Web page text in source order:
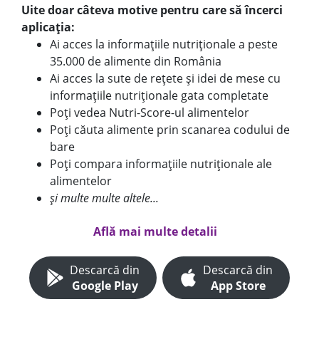
Uite doar câteva motive pentru care să încerci
aplicația:
Ai acces la informațiile nutriționale a peste
35.000 de alimente din România
Ai acces la sute de rețete și idei de mese cu
informațiile nutriționale gata completate
Poți vedea Nutri-Score-ul alimentelor
Poți căuta alimente prin scanarea codului de
bare
Poți compara informațiile nutriționale ale
alimentelor
și multe multe altele...
Află mai multe detalii
Descarcă din
Google Play
Descarcă din
App Store